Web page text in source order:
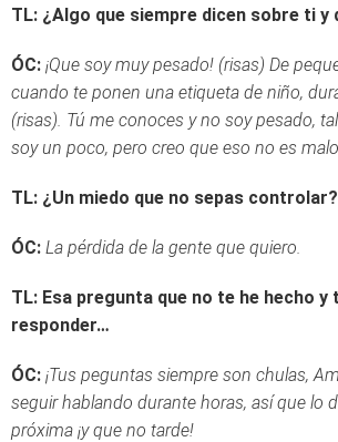
TL: ¿Algo que siempre dicen sobre ti y
ÓC: ¡Que soy muy pesado! (risas) De
cuando te ponen una etiqueta de niño,
(risas). Tú me conoces y no soy pesado,
soy un poco, pero creo que eso no es malo.
TL: ¿Un miedo que no sepas controlar?
ÓC: La pérdida de la gente que quiero.
TL: Esa pregunta que no te he hecho
responder…
ÓC: ¡Tus peguntas siempre son chulas,
seguir hablando durante horas, así que lo
próxima ¡y que no tarde!